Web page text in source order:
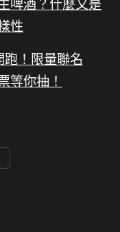
啤酒？什麼又是
性
！限量聯名
等你抽！